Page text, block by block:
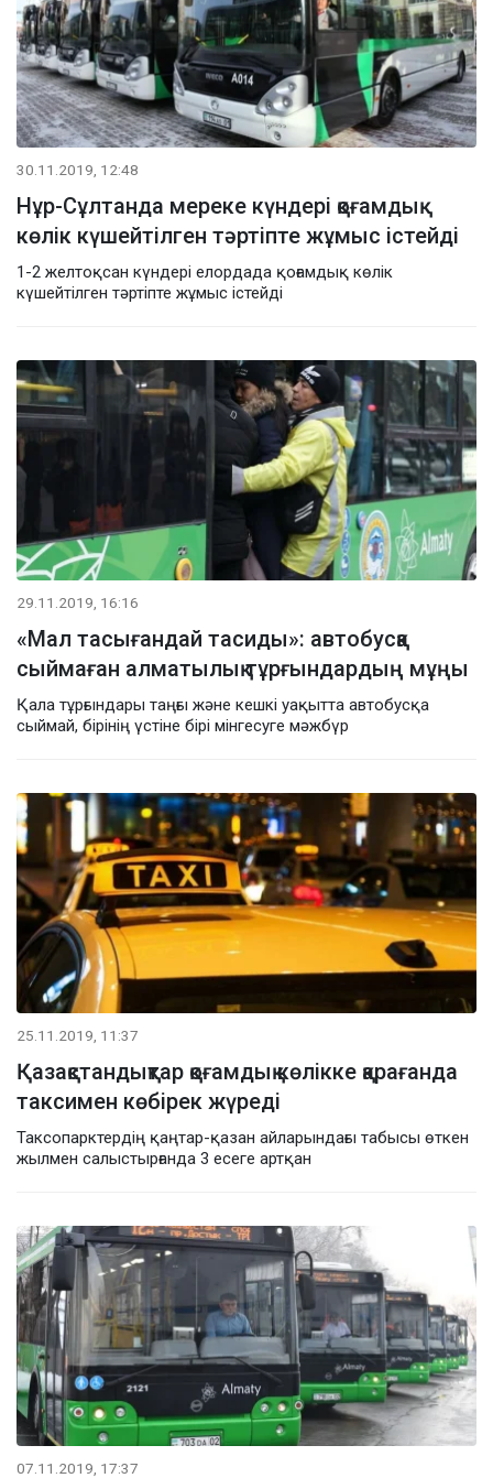
30.11.2019, 12:48
Нұр-Сұлтанда мереке күндері қоғамдық
көлік күшейтілген тәртіпте жұмыс істейді
1-2 желтоқсан күндері елордада қоғамдық көлік
күшейтілген тәртіпте жұмыс істейді
29.11.2019, 16:16
«Мал тасығандай тасиды»: автобусқа
сыймаған алматылық тұрғындардың мұңы
Қала тұрғындары таңғы және кешкі уақытта автобусқа
сыймай, бірінің үстіне бірі мінгесуге мәжбүр
25.11.2019, 11:37
Қазақстандықтар қоғамдық көлікке қарағанда
таксимен көбірек жүреді
Таксопарктердің қаңтар-қазан айларындағы табысы өткен
жылмен салыстырғанда 3 есеге артқан
07.11.2019, 17:37